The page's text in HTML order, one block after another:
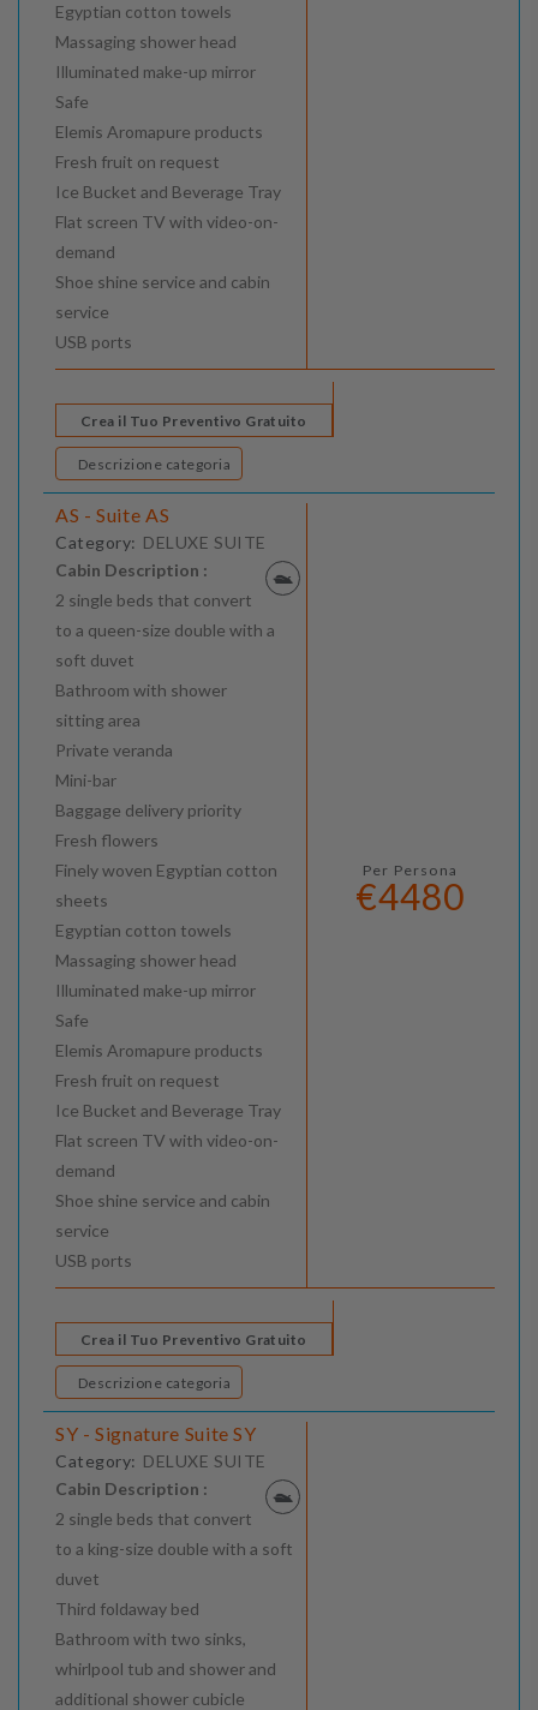
Egyptian cotton towels
Massaging shower head
Illuminated make-up mirror
Safe
Elemis Aromapure products
Fresh fruit on request
Ice Bucket and Beverage Tray
Flat screen TV with video-on-
demand
Shoe shine service and cabin
service
USB ports
Crea il Tuo Preventivo Gratuito
Descrizione categoria
AS - Suite AS
Category: DELUXE SUITE
Cabin Description :
2 single beds that convert
to a queen-size double with a
soft duvet
Bathroom with shower
sitting area
Private veranda
Mini-bar
Baggage delivery priority
Fresh flowers
Finely woven Egyptian cotton
sheets
Egyptian cotton towels
Massaging shower head
Illuminated make-up mirror
Safe
Elemis Aromapure products
Fresh fruit on request
Ice Bucket and Beverage Tray
Flat screen TV with video-on-
demand
Shoe shine service and cabin
service
USB ports
Per Persona
€4480
Crea il Tuo Preventivo Gratuito
Descrizione categoria
SY - Signature Suite SY
Category: DELUXE SUITE
Cabin Description :
2 single beds that convert
to a king-size double with a soft
duvet
Third foldaway bed
Bathroom with two sinks,
whirlpool tub and shower and
additional shower cubicle